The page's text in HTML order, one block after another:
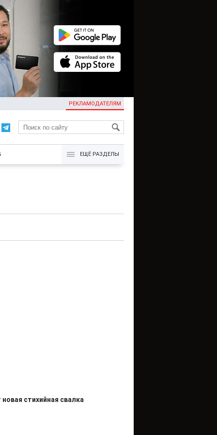
РЕКЛАМОДАТЕЛЯМ
KG
ЕЩЁ РАЗДЕЛЫ
стихийная свалка